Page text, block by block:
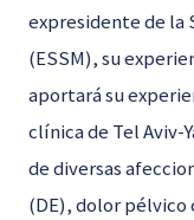
expresidente de la
(ESSM), su
aportará su
clínica de Tel Aviv-
de diversas
(DE), dolor